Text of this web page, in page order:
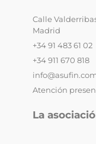
Calle
Madrid
+34 91 483 61 02
+34 911 670 818
Atención
La